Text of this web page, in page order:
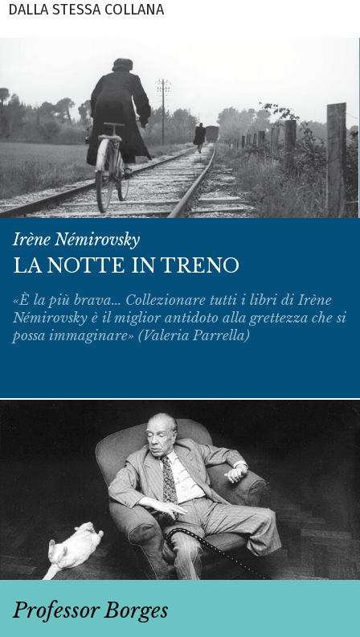
DALLA STESSA COLLANA
Irène Némirovsky
LA NOTTE IN TRENO
«È la più brava... Collezionare tutti i libri di Irène
Némirovsky è il miglior antidoto alla grettezza che si
possa immaginare» (Valeria Parrella)
Professor Borges